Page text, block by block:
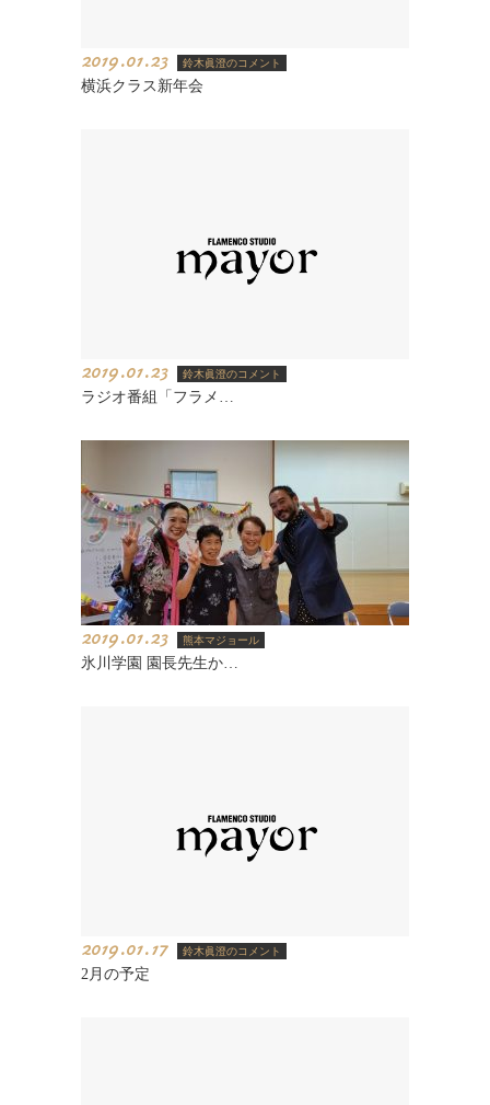
2019.01.23 鈴木眞澄のコメント
横浜クラス新年会
2019.01.23 鈴木眞澄のコメント
ラジオ番組「フラメ…
2019.01.23 熊本マジョール
氷川学園 園長先生か…
2019.01.17 鈴木眞澄のコメント
2月の予定